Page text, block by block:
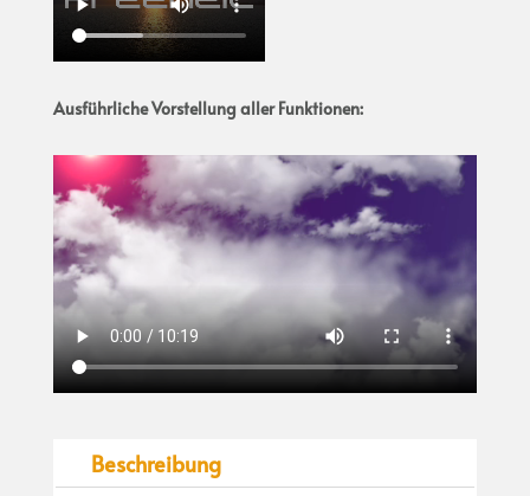
Ausführliche Vorstellung aller Funktionen:
Beschreibung